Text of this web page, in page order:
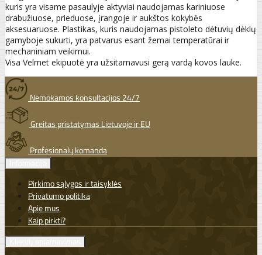
kuris yra visame pasaulyje aktyviai naudojamas kariniuose
drabužiuose, prieduose, įrangoje ir aukštos kokybės
aksesuaruose. Plastikas, kuris naudojamas pistoleto dėtuvių dėklų
gamyboje sukurti, yra patvarus esant žemai temperatūrai ir
mechaniniam veikimui.
Visa Velmet ekipuotė yra užsitarnavusi gerą vardą kovos lauke.
Nemokamos konsultacijos 24/7
Greitas pristatymas Lietuvoje ir EU
Profesionalų komanda
Pirkimo sąlygos ir taisyklės
Privatumo politika
Apie mus
Kaip pirkti?